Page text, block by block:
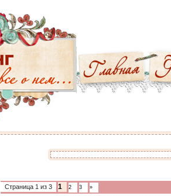
Страница 1 из 3 1 2 3 »